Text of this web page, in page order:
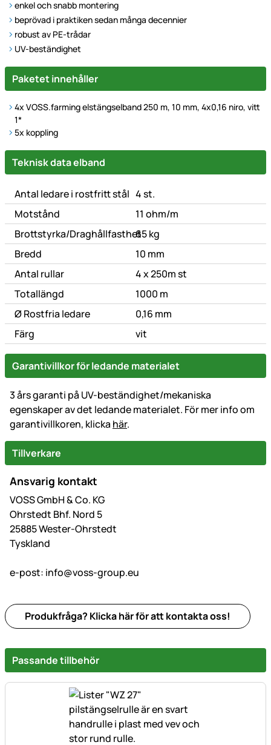
enkel och snabb montering
beprövad i praktiken sedan många decennier
robust av PE-trådar
UV-beständighet
Paketet innehåller
4x VOSS.farming elstängselband 250 m, 10 mm, 4x0,16 niro, vitt
1*
5x koppling
Technische Daten
Teknisk data elband
Antal ledare i rostfritt stål 4 st.
Motstånd
11 ohm/m
Brottstyrka/Draghållfasthet65 kg
Bredd
10 mm
Antal rullar
4 x 250m st
Totallängd
1000 m
Ø Rostfria ledare
0,16 mm
Färg
vit
Garantivillkor för ledande materialet
3 års garanti på UV-beständighet/mekaniska
egenskaper av det ledande materialet. För mer info om
garantivillkoren, klicka här.
Tillverkare
Ansvarig kontakt
VOSS GmbH & Co. KG
Ohrstedt Bhf. Nord 5
25885 Wester-Ohrstedt
Tyskland
e-post: info@voss-group.eu
Produkfråga? Klicka här för att kontakta oss!
Passande tillbehör